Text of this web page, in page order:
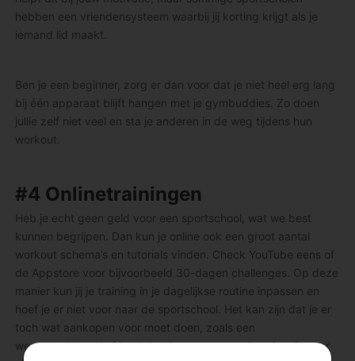
hebben een vriendensysteem waarbij jij korting krijgt als je
iemand lid maakt.
Ben je een beginner, zorg er dan voor dat je niet heel erg lang
bij één apparaat blijft hangen met je gymbuddies. Zo doen
jullie zelf niet veel en sta je anderen in de weg tijdens hun
workout.
#4 Onlinetrainingen
Heb je echt geen geld voor een sportschool, wat we best
kunnen begrijpen. Dan kun je online ook een groot aantal
workout schema’s en tutorials vinden. Check YouTube eens of
de Appstore voor bijvoorbeeld 30-dagen challenges. Op deze
manier kun jij je training in je dagelijkse routine inpassen en
hoef je er niet voor naar de sportschool. Het kan zijn dat je er
toch wat aankopen voor moet doen, zoals een
weerstandsband of kettlebell kopen – maar deze kun je voor